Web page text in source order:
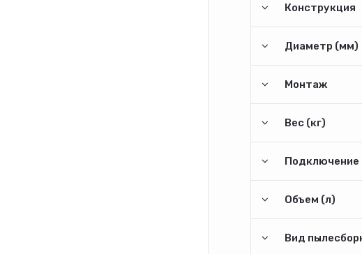
Конструкция
Диаметр (мм)
Монтаж
Вес (кг)
Подключение
Объем (л)
Вид